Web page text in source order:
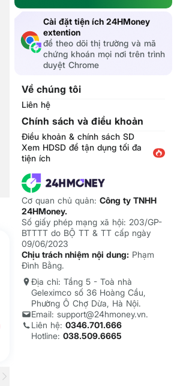
Cài đặt tiện ích 24HMoney
extention
để theo dõi thị trường và mã
chứng khoán mọi nơi trên trình
duyệt Chrome
Về chúng tôi
Liên hệ
Chính sách và điều khoản
Điều khoản & chính sách SD
Xem HDSD để tận dụng tối đa
tiện ích
Cơ quan chủ quản: Công ty TNHH
24HMoney.
Số giấy phép mạng xã hội: 203/GP-
BTTTT do BỘ TT & TT cấp ngày
09/06/2023
Chịu trách nhiệm nội dung: Phạm
Đình Bằng.
Địa chỉ: Tầng 5 - Toà nhà
Geleximco số 36 Hoàng Cầu,
Phường Ô Chợ Dừa, Hà Nội.
Email: support@24hmoney.vn.
Liên hệ: 0346.701.666
Hotline: 038.509.6665